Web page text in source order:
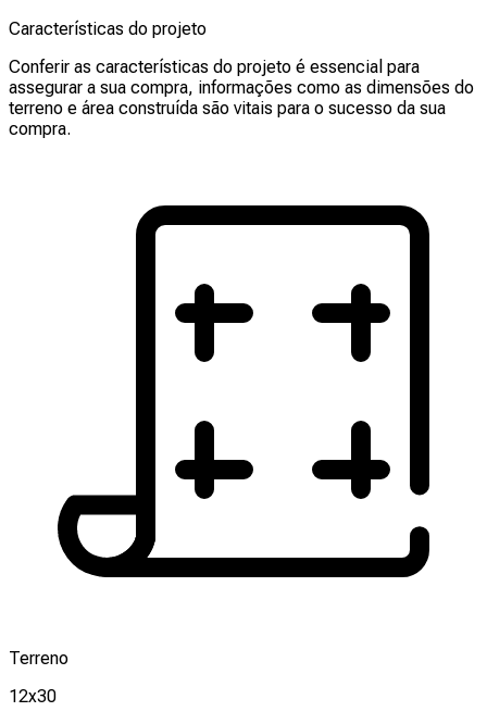
Características do projeto
Conferir as características do projeto é essencial para
assegurar a sua compra, informações como as dimensões do
terreno e área construída são vitais para o sucesso da sua
compra.
Terreno
12x30